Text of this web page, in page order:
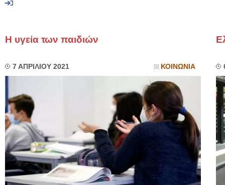
Η υγεία των παιδιών
7 ΑΠΡΙΛΙΟΥ 2021 ΚΟΙΝΩΝΙΑ